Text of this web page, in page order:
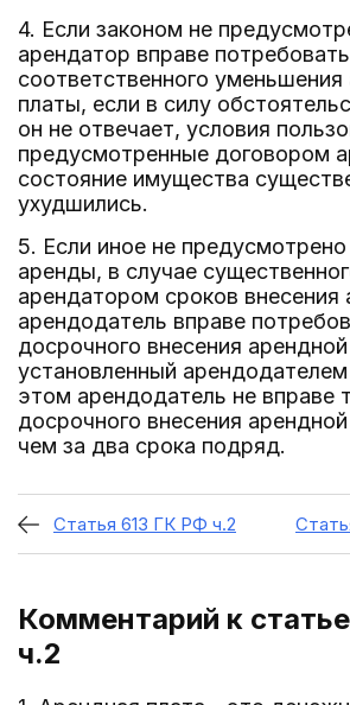
4. Если законом не
арендатор вправе потребовать
соответственного уменьшения
платы, если в силу
он не отвечает, условия
предусмотренные договором
состояние имущества
ухудшились.
5. Если иное не
аренды, в случае
арендатором сроков внесения
арендодатель вправе
досрочного внесения
установленный
этом арендодатель не вправе
досрочного внесения
чем за два срока подряд.
Статья 613 ГК РФ ч.2
Комментарий к
ч.2